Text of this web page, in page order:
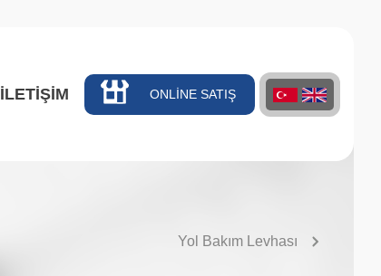
İLETİŞİM ONLİNE SATIŞ
Yol Bakım Levhası